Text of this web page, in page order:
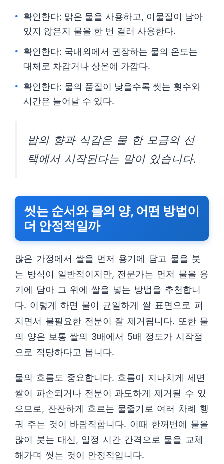
확인한다: 맑은 물을 사용하고, 이물질이 남아
있지 않은지 물을 한 번 걸러 사용한다.
확인한다: 국내외에서 권장하는 물의 온도는
대체로 차갑거나 상온에 가깝다.
확인한다: 물의 품질이 낮을수록 씻는 횟수와
시간은 늘어날 수 있다.
밥의 향과 식감은 물 한 모금의 선
택에서 시작된다는 말이 있습니다.
씻는 순서와 물의 양, 어떤 방법이
더 안정적일까
많은 가정에서 쌀을 먼저 용기에 담고 물을 붓
는 방식이 일반적이지만, 전문가는 먼저 물을 용
기에 담아 그 위에 쌀을 넣는 방법을 추천합니
다. 이렇게 하면 물이 균일하게 쌀 표면으로 퍼
지면서 불필요한 전분이 잘 제거됩니다. 또한 물
의 양은 보통 쌀의 3배에서 5배 정도가 시작점
으로 적당하다고 봅니다.
물의 흐름도 중요합니다. 흐름이 지나치게 세면
쌀이 파손되거나 전분이 과도하게 제거될 수 있
으므로, 잔잔하게 흐르는 물줄기로 여러 차례 헹
궈 주는 것이 바람직합니다. 이때 한꺼번에 물을
많이 붓는 대신, 일정 시간 간격으로 물을 교체
해가며 씻는 것이 안정적입니다.